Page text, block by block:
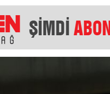
SELCAN TAŞÇI: “24 TEMMUZ
ÇERKEZKÖY’ÜN CAN DAMARINDA